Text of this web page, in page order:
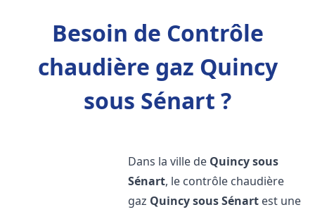
Besoin de Contrôle
chaudière gaz Quincy
sous Sénart ?
Dans la ville de Quincy sous
Sénart, le contrôle chaudière
gaz Quincy sous Sénart est une